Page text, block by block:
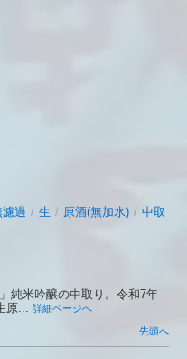
濾過 / 生 / 原酒(無加水) / 中取
純米吟醸の中取り。令和7年
原... 詳細ページへ
先頭へ